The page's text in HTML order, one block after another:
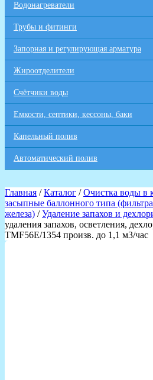
Водонагреватели
Трубы и фитинги
Запорная и регулирующая арматура
Жироотделители
Счётчики воды
Емкости, септики, кессоны, баки
Капельный полив
Автоматический полив
Главная /Каталог /Очистка воды в
засыпные баллонного типа
железа) /Удаление запахов и
удаления запахов, осветления,
TMF56E/1354 произв. до 1,1 м3/час